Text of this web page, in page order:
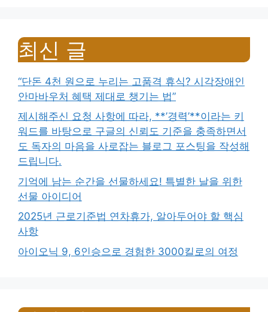
최신 글
“단돈 4천 원으로 누리는 고품격 휴식? 시각장애인
안마바우처 혜택 제대로 챙기는 법”
제시해주신 요청 사항에 따라, **’경력’**이라는 키
워드를 바탕으로 구글의 신뢰도 기준을 충족하면서
도 독자의 마음을 사로잡는 블로그 포스팅을 작성해
드립니다.
기억에 남는 순간을 선물하세요! 특별한 날을 위한
선물 아이디어
2025년 근로기준법 연차휴가, 알아두어야 할 핵심
사항
아이오닉 9, 6인승으로 경험한 3000킬로의 여정